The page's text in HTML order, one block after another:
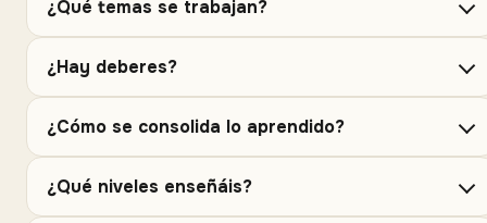
¿Qué temas se trabajan?
¿Hay deberes?
¿Cómo se consolida lo aprendido?
¿Qué niveles enseñáis?